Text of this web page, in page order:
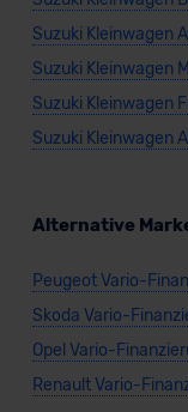
Suzuki Kleinwagen
Suzuki Kleinwagen
Suzuki Kleinwagen
Suzuki Kleinwagen
Alternative
Peugeot Vario-
Skoda Vario-
Opel Vario-
Renault Vario-